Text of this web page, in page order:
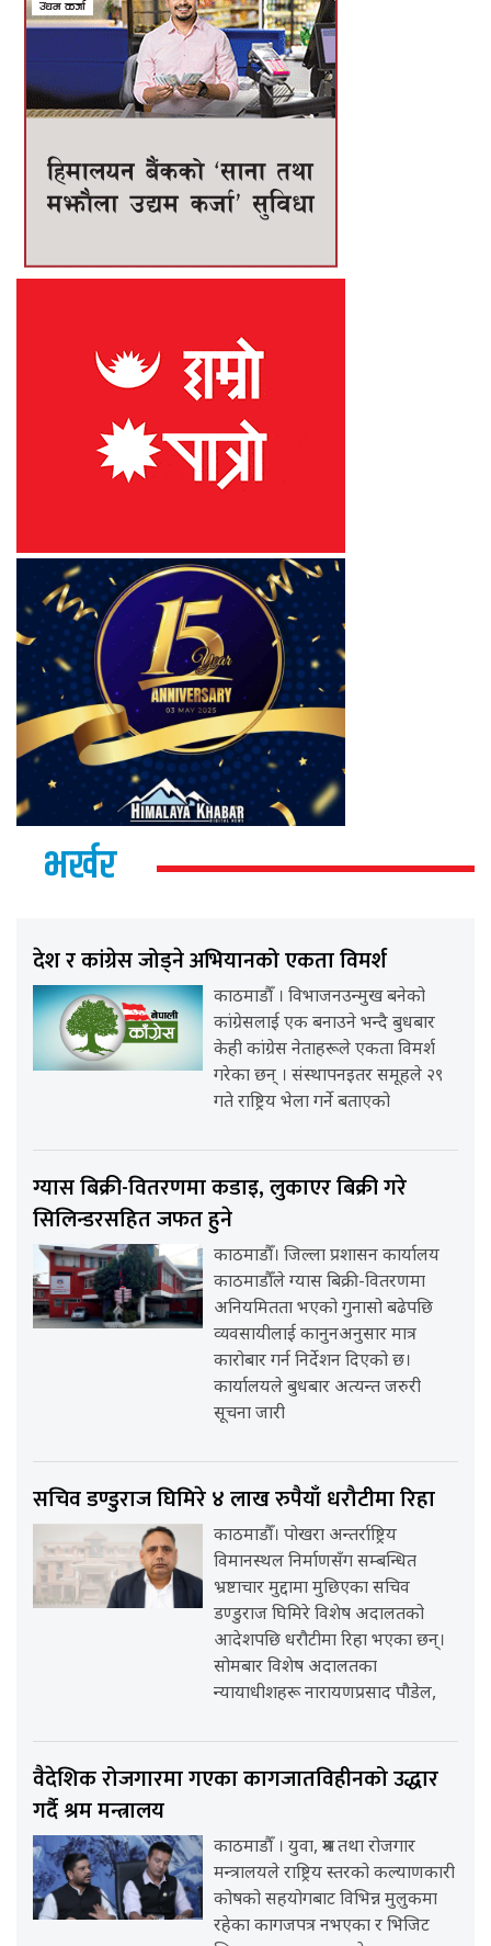
भर्खर
देश र कांग्रेस जोड्ने अभियानको एकता विमर्श
काठमाडौँ । विभाजनउन्मुख बनेको
कांग्रेसलाई एक बनाउने भन्दै बुधबार
केही कांग्रेस नेताहरूले एकता विमर्श
गरेका छन् । संस्थापनइतर समूहले २९
गते राष्ट्रिय भेला गर्ने बताएको
ग्यास बिक्री-वितरणमा कडाइ, लुकाएर बिक्री गरे
सिलिन्डरसहित जफत हुने
काठमाडौँ। जिल्ला प्रशासन कार्यालय
काठमाडौँले ग्यास बिक्री-वितरणमा
अनियमितता भएको गुनासो बढेपछि
व्यवसायीलाई कानुनअनुसार मात्र
कारोबार गर्न निर्देशन दिएको छ।
कार्यालयले बुधबार अत्यन्त जरुरी
सूचना जारी
सचिव डण्डुराज घिमिरे ४ लाख रुपैयाँ धरौटीमा रिहा
काठमाडौँ। पोखरा अन्तर्राष्ट्रिय
विमानस्थल निर्माणसँग सम्बन्धित
भ्रष्टाचार मुद्दामा मुछिएका सचिव
डण्डुराज घिमिरे विशेष अदालतको
आदेशपछि धरौटीमा रिहा भएका छन्।
सोमबार विशेष अदालतका
न्यायाधीशहरू नारायणप्रसाद पौडेल,
वैदेशिक रोजगारमा गएका कागजातविहीनको उद्धार
गर्दै श्रम मन्त्रालय
काठमाडौँ । युवा, श्रम तथा रोजगार
मन्त्रालयले राष्ट्रिय स्तरको कल्याणकारी
कोषको सहयोगबाट विभिन्न मुलुकमा
रहेका कागजपत्र नभएका र भिजिट